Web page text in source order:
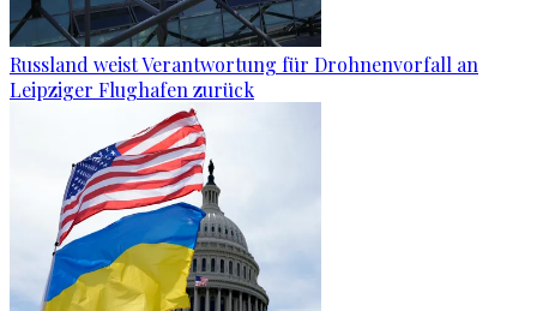
Russland weist Verantwortung für Drohnenvorfall an
Leipziger Flughafen zurück